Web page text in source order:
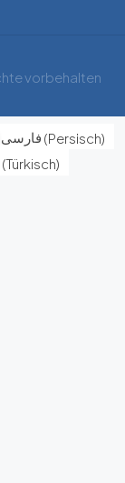
vorbehalten
فارسی (Persisch)
(Türkisch)